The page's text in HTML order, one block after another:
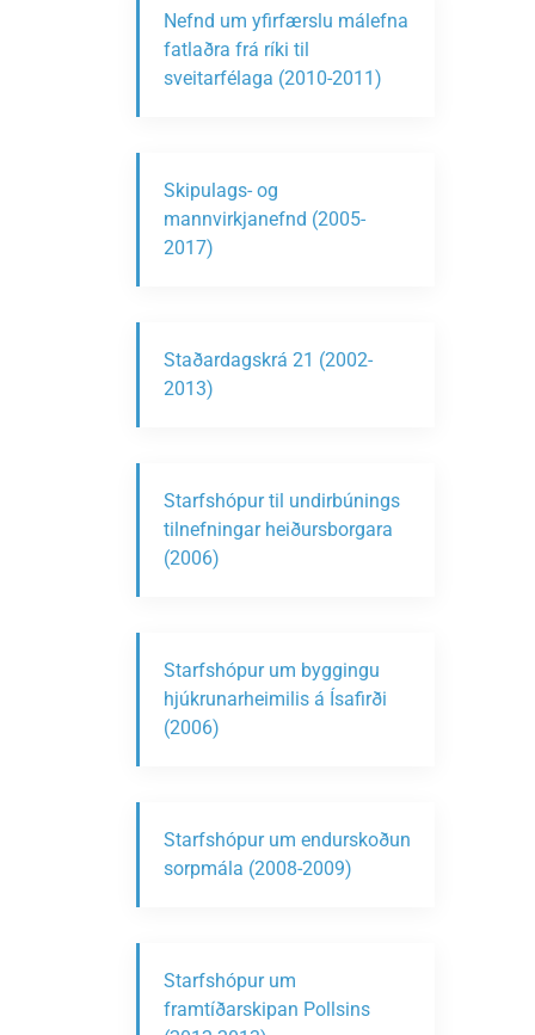
Nefnd um yfirfærslu málefna
fatlaðra frá ríki til
sveitarfélaga (2010-2011)
Skipulags- og
mannvirkjanefnd (2005-
2017)
Staðardagskrá 21 (2002-
2013)
Starfshópur til undirbúnings
tilnefningar heiðursborgara
(2006)
Starfshópur um byggingu
hjúkrunarheimilis á Ísafirði
(2006)
Starfshópur um endurskoðun
sorpmála (2008-2009)
Starfshópur um
framtíðarskipan Pollsins